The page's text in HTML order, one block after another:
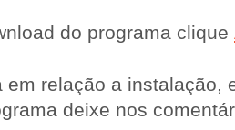
do programa clique
em relação a instalação,
deixe nos